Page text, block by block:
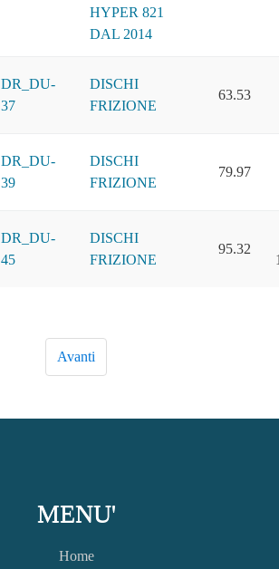
HYPER 821
DAL 2014
DR_DU-
37
DISCHI
FRIZIONE
63.53
DR_DU-
39
DISCHI
FRIZIONE
79.97
DR_DU-
45
DISCHI
FRIZIONE
95.32
MENU'
Home